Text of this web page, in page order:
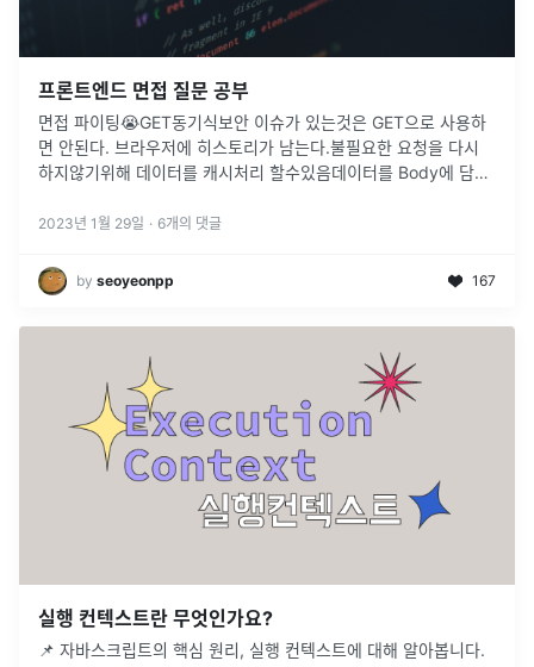
프론트엔드 면접 질문 공부
면접 파이팅😭GET동기식보안 이슈가 있는것은 GET으로 사용하
면 안된다. 브라우저에 히스토리가 남는다.불필요한 요청을 다시
하지않기위해 데이터를 캐시처리 할수있음데이터를 Body에 담지
록하는 액션, 로그...
2023년 1월 29일 · 6개의 댓글
by seoyeonpp 167
실행 컨텍스트란 무엇인가요?
📌 자바스크립트의 핵심 원리, 실행 컨텍스트에 대해 알아봅니다.